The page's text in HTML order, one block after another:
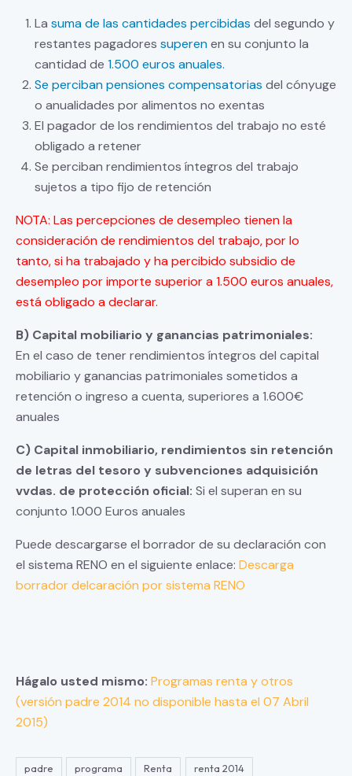
La suma de las cantidades percibidas del segundo y
restantes pagadores superen en su conjunto la
cantidad de 1.500 euros anuales.
Se perciban pensiones compensatorias del cónyuge
o anualidades por alimentos no exentas
El pagador de los rendimientos del trabajo no esté
obligado a retener
Se perciban rendimientos íntegros del trabajo
sujetos a tipo fijo de retención
NOTA: Las percepciones de desempleo tienen la
consideración de rendimientos del trabajo, por lo
tanto, si ha trabajado y ha percibido subsidio de
desempleo por importe superior a 1.500 euros anuales,
está obligado a declarar.
B) Capital mobiliario y ganancias patrimoniales:
En el caso de tener rendimientos íntegros del capital
mobiliario y ganancias patrimoniales sometidos a
retención o ingreso a cuenta, superiores a 1.600€
anuales
C) Capital inmobiliario, rendimientos sin retención
de letras del tesoro y subvenciones adquisición
vvdas. de protección oficial: Si el superan en su
conjunto 1.000 Euros anuales
Puede descargarse el borrador de su declaración con
el sistema RENO en el siguiente enlace: Descarga
borrador delcaración por sistema RENO
Hágalo usted mismo: Programas renta y otros
(versión padre 2014 no disponible hasta el 07 Abril
2015)
padre programa Renta renta 2014